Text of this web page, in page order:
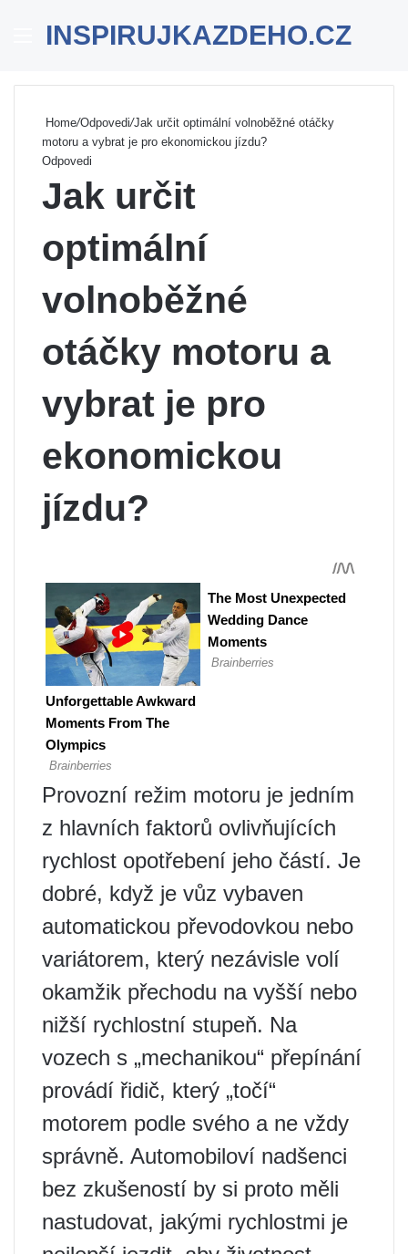
Menu
INSPIRUJKAZDEHO.CZ
Home/Odpovedi/Jak určit optimální volnoběžné otáčky
motoru a vybrat je pro ekonomickou jízdu?
Odpovedi
Jak určit
optimální
volnoběžné
otáčky motoru a
vybrat je pro
ekonomickou
jízdu?
Provozní režim motoru je jedním
z hlavních faktorů ovlivňujících
rychlost opotřebení jeho částí. Je
dobré, když je vůz vybaven
automatickou převodovkou nebo
variátorem, který nezávisle volí
okamžik přechodu na vyšší nebo
nižší rychlostní stupeň. Na
vozech s „mechanikou“ přepínání
provádí řidič, který „točí“
motorem podle svého a ne vždy
správně. Automobiloví nadšenci
bez zkušeností by si proto měli
nastudovat, jakými rychlostmi je